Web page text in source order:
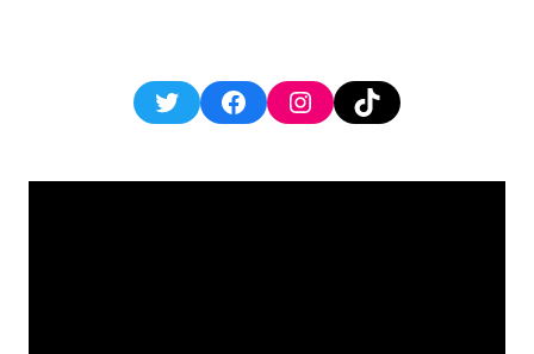
TwitterFacebookInstagram
TikTok